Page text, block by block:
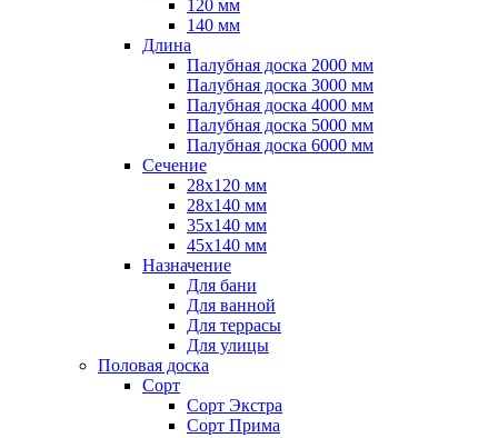
120 мм
140 мм
Длина
Палубная доска 2000 мм
Палубная доска 3000 мм
Палубная доска 4000 мм
Палубная доска 5000 мм
Палубная доска 6000 мм
Сечение
28х120 мм
28х140 мм
35х140 мм
45х140 мм
Назначение
Для бани
Для ванной
Для террасы
Для улицы
Половая доска
Сорт
Сорт Экстра
Сорт Прима